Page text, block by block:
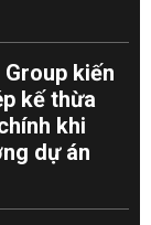
kiến
kế thừa
khi
dự án